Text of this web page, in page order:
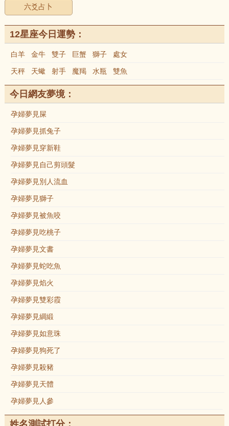
六爻占卜
12星座今日運勢：
白羊 金牛 雙子 巨蟹 獅子 處女
天秤 天蠍 射手 魔羯 水瓶 雙魚
今日網友夢境：
孕婦夢見屎
孕婦夢見抓兔子
孕婦夢見穿新鞋
孕婦夢見自己剪頭髮
孕婦夢見別人流血
孕婦夢見獅子
孕婦夢見被魚咬
孕婦夢見吃桃子
孕婦夢見文書
孕婦夢見蛇吃魚
孕婦夢見焰火
孕婦夢見雙彩霞
孕婦夢見綢緞
孕婦夢見如意珠
孕婦夢見狗死了
孕婦夢見殺豬
孕婦夢見天體
孕婦夢見人參
姓名測試打分：